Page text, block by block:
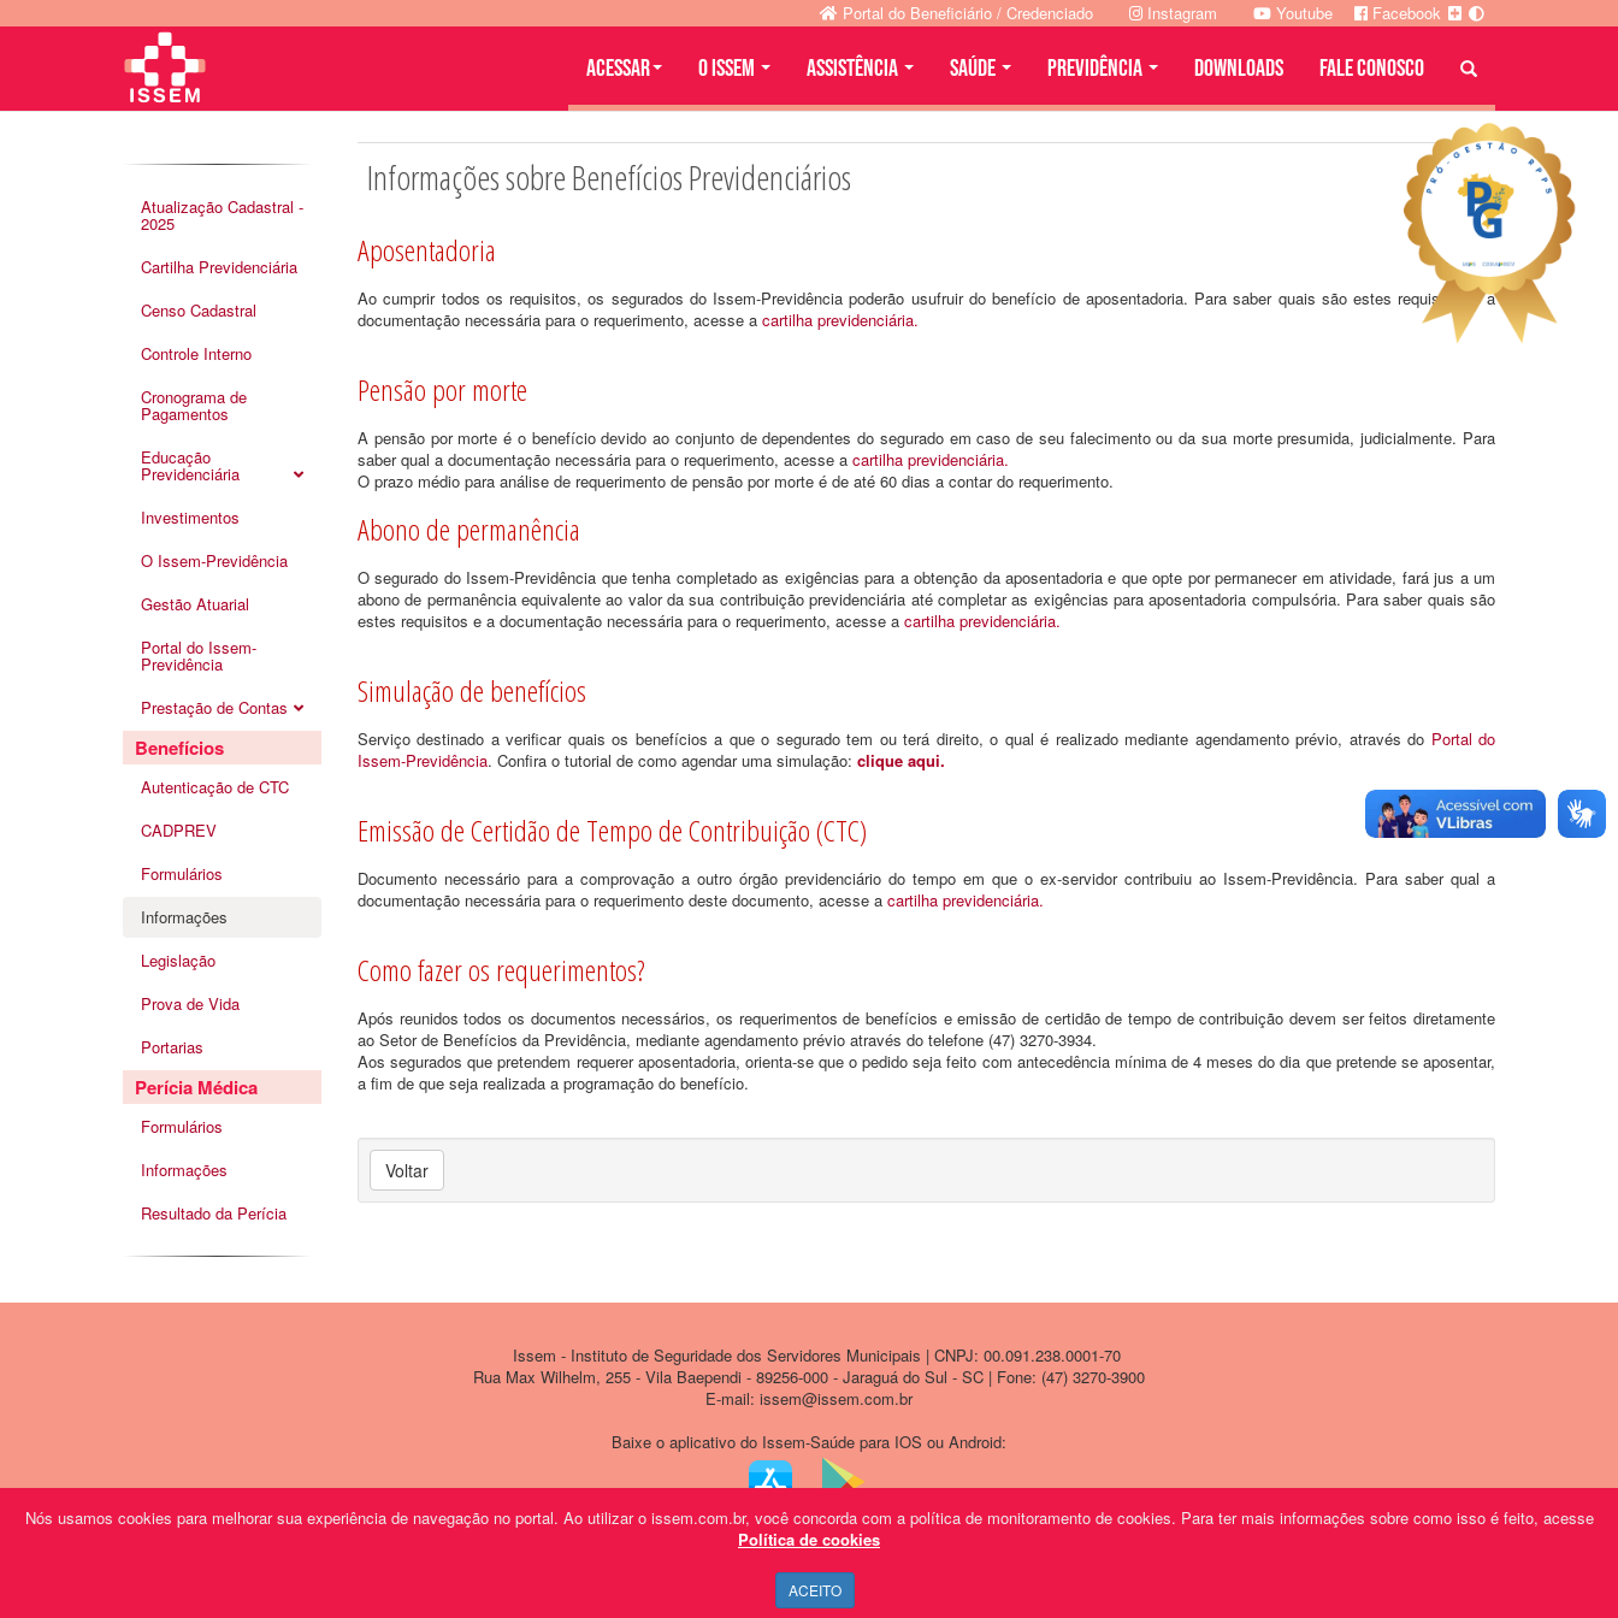
Nós usamos cookies para melhorar sua experiência de navegação no portal. Ao utilizar o issem.com.br, você concorda com a política de monitoramento de cookies. Para ter mais informações sobre como isso é feito, acesse
Política de cookies
ACEITO
Atualização Cadastral -
2025
Cartilha Previdenciária
Censo Cadastral
Controle Interno
Cronograma de
Pagamentos
Educação
Previdenciária
Investimentos
O Issem-Previdência
Gestão Atuarial
Portal do Issem-
Previdência
Prestação de Contas
Benefícios
Autenticação de CTC
CADPREV
Formulários
Informações
Legislação
Prova de Vida
Portarias
Perícia Médica
Formulários
Informações
Resultado da Perícia
Informações sobre Benefícios Previdenciários
Aposentadoria
Ao cumprir todos os requisitos, os segurados do Issem-Previdência poderão usufruir do benefício de aposentadoria. Para saber quais são estes requisitos e a
documentação necessária para o requerimento, acesse a cartilha previdenciária.
Pensão por morte
A pensão por morte é o benefício devido ao conjunto de dependentes do segurado em caso de seu falecimento ou da sua morte presumida, judicialmente. Para
saber qual a documentação necessária para o requerimento, acesse a cartilha previdenciária.
O prazo médio para análise de requerimento de pensão por morte é de até 60 dias a contar do requerimento.
Abono de permanência
O segurado do Issem-Previdência que tenha completado as exigências para a obtenção da aposentadoria e que opte por permanecer em atividade, fará jus a um
abono de permanência equivalente ao valor da sua contribuição previdenciária até completar as exigências para aposentadoria compulsória. Para saber quais são
estes requisitos e a documentação necessária para o requerimento, acesse a cartilha previdenciária.
Simulação de benefícios
Serviço destinado a verificar quais os benefícios a que o segurado tem ou terá direito, o qual é realizado mediante agendamento prévio, através do Portal do
Issem-Previdência. Confira o tutorial de como agendar uma simulação: clique aqui.
Emissão de Certidão de Tempo de Contribuição (CTC)
Documento necessário para a comprovação a outro órgão previdenciário do tempo em que o ex-servidor contribuiu ao Issem-Previdência. Para saber qual a
documentação necessária para o requerimento deste documento, acesse a cartilha previdenciária.
Como fazer os requerimentos?
Após reunidos todos os documentos necessários, os requerimentos de benefícios e emissão de certidão de tempo de contribuição devem ser feitos diretamente
ao Setor de Benefícios da Previdência, mediante agendamento prévio através do telefone (47) 3270-3934.
Aos segurados que pretendem requerer aposentadoria, orienta-se que o pedido seja feito com antecedência mínima de 4 meses do dia que pretende se aposentar,
a fim de que seja realizada a programação do benefício.
Voltar
Issem - Instituto de Seguridade dos Servidores Municipais | CNPJ: 00.091.238.0001-70
Rua Max Wilhelm, 255 - Vila Baependi - 89256-000 - Jaraguá do Sul - SC | Fone: (47) 3270-3900
E-mail: issem@issem.com.br
Baixe o aplicativo do Issem-Saúde para IOS ou Android:
Portal do Beneficiário / Credenciado Instagram Youtube Facebook
Acessar O ISSEM ASSISTÊNCIA SAÚDE PREVIDÊNCIA DOWNLOADS FALE CONOSCO